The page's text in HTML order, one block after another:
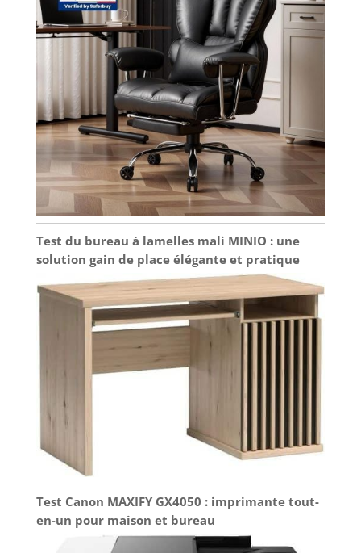
Test du bureau à lamelles mali MINIO : une
solution gain de place élégante et pratique
Test Canon MAXIFY GX4050 : imprimante tout-
en-un pour maison et bureau